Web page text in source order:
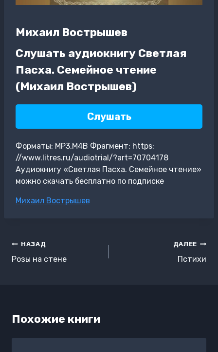
Михаил Вострышев
Слушать аудиокнигу Светлая
Пасха. Семейное чтение
(Михаил Вострышев)
Слушать
Форматы: MP3,M4B Фрагмент: https:
//www.litres.ru/audiotrial/?art=70704178
Аудиокнигу «Светлая Пасха. Семейное чтение»
можно скачать бесплатно по подписке
Метки
Михаил Вострышев
Навигация
по
НАЗАД
Розы на стене
ДАЛЕЕ
Пстихи
Похожие книги